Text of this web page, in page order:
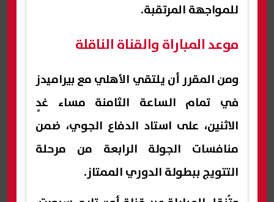
للمواجهة المرتقبة.
موعد المباراة والقناة الناقلة
ومن المقرر أن يلتقي الأهلي مع بيراميدز
في تمام الساعة الثامنة مساء غدٍ
الاثنين، على استاد الدفاع الجوي، ضمن
منافسات الجولة الرابعة من مرحلة
التتويج ببطولة الدوري الممتاز.